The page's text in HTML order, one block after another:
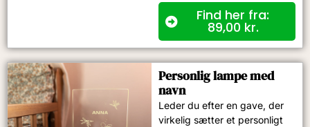
Find her fra:
89,00 kr.
Personlig lampe med
navn
Leder du efter en gave, der
virkelig sætter et personligt